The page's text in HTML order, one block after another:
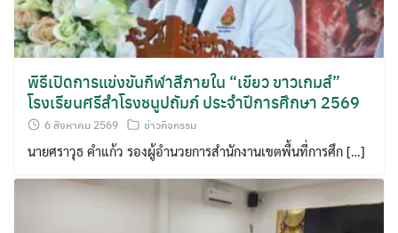
พิธีเปิดการแข่งขันกีฬาสีภายใน “เขียว ขาวเกมส์”
โรงเรียนศรีสำโรงชนูปถัมภ์ ประจำปีการศึกษา 2569
6 สิงหาคม 2569 ข่าวกิจกรรม
นายศราวุธ คำแก้ว รองผู้อำนวยการสำนักงานเขตพื้นที่การศึก […]